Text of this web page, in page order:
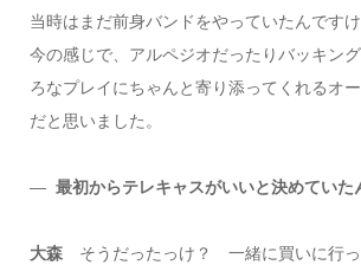
当時はまだ前身バンドをやっていたんです
今の感じで、アルペジオだったりバッキン
ろなプレイにちゃんと寄り添ってくれるオ
だと思いました。
― 最初からテレキャスがいいと決めていた
大森 そうだったっけ？ 一緒に買いに行っ